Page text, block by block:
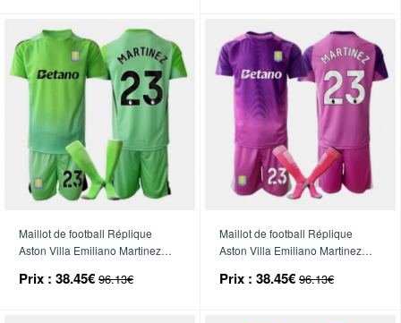
Maillot de football Réplique
Aston Villa Emiliano Martinez
Enfant 2025-26 Manche Courte
Prix : 38.45€ 96.13€
Maillot de football Réplique
Aston Villa Emiliano Martinez
Enfant 2025-26 Manche Courte
Prix : 38.45€ 96.13€